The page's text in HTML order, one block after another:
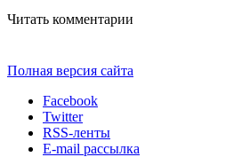
Читать комментарии
Полная версия сайта
Facebook
Twitter
RSS-ленты
E-mail рассылка